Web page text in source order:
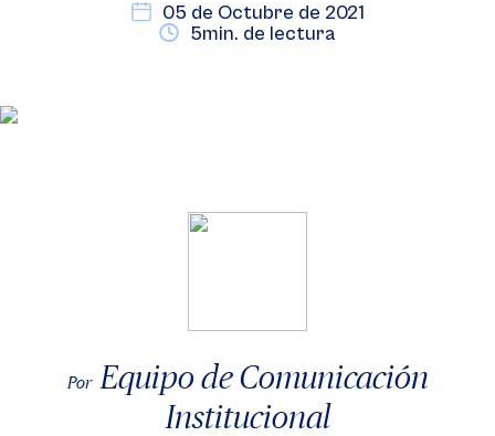
05 de Octubre de 2021
5min. de lectura
Por Equipo de Comunicación
Institucional